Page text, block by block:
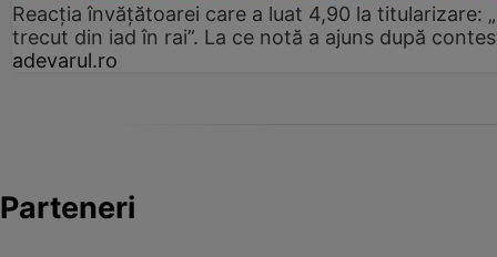
Reacția învățătoarei care a luat 4,90 la titularizare:
trecut din iad în rai”. La ce notă a ajuns după
adevarul.ro
Parteneri